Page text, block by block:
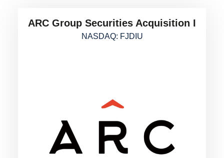
ARC Group Securities Acquisition I
NASDAQ: FJDIU